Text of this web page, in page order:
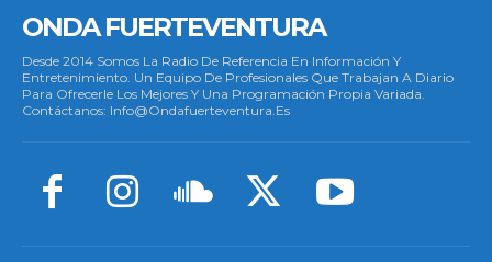
ONDA FUERTEVENTURA
Desde 2014 Somos La Radio De Referencia En Información Y
Entretenimiento. Un Equipo De Profesionales Que Trabajan A Diario
Para Ofrecerle Los Mejores Y Una Programación Propia Variada.
Contáctanos: Info@ondafuerteventura.es